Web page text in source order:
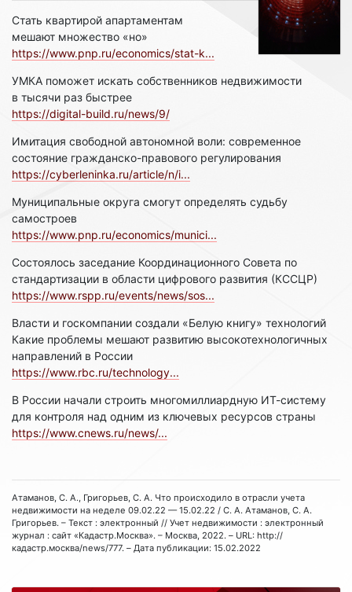
Стать квартирой апартаментам
мешают множество «но»
https://www.pnp.ru/economics/stat-k...
УМКА поможет искать собственников недвижимости
в тысячи раз быстрее
https://digital-build.ru/news/9/
Имитация свободной автономной воли: современное
состояние гражданско-правового регулирования
https://cyberleninka.ru/article/n/i...
Муниципальные округа смогут определять судьбу
самостроев
https://www.pnp.ru/economics/munici...
Состоялось заседание Координационного Совета по
стандартизации в области цифрового развития (КССЦР)
https://www.rspp.ru/events/news/sos...
Власти и госкомпании создали «Белую книгу» технологий
Какие проблемы мешают развитию высокотехнологичных
направлений в России
https://www.rbc.ru/technology...
В России начали строить многомиллиардную ИТ-систему
для контроля над одним из ключевых ресурсов страны
https://www.cnews.ru/news/...
Атаманов, С. А., Григорьев, С. А. Что происходило в отрасли учета
недвижимости на неделе 09.02.22 — 15.02.22 / С. А. Атаманов, С. А.
Григорьев. – Текст : электронный // Учет недвижимости : электронный
журнал : сайт «Кадастр.Москва». – Москва, 2022. – URL: http://
кадастр.москва/news/777. – Дата публикации: 15.02.2022